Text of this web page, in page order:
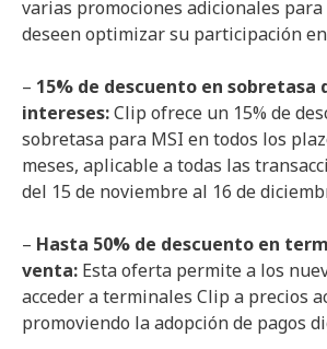
varias promociones adicionales
deseen optimizar su participación
– 15% de descuento en sobretasa
intereses:Clip ofrece un 15% de
sobretasa para MSI en todos los
meses, aplicable a todas las
del 15 de noviembre al 16 de
– Hasta 50% de descuento en
venta: Esta oferta permite a los
acceder a terminales Clip a precios
promoviendo la adopción de pagos